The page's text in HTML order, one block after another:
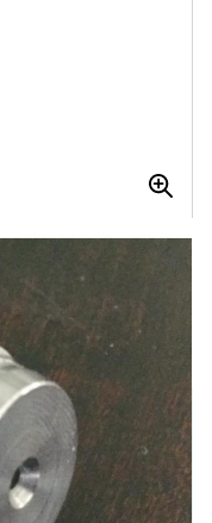
249877
Aantal